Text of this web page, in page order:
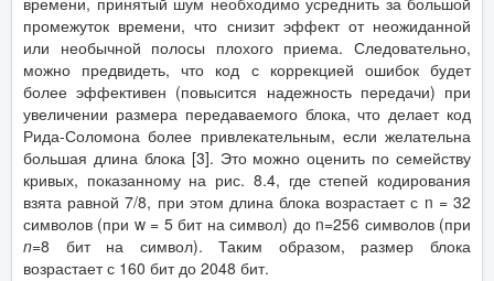
промежуток времени, что снизит эффект от неожиданной
или необычной полосы плохого приема. Следовательно,
можно предвидеть, что код с коррекцией ошибок будет
более эффективен (повысится надежность передачи) при
увеличении размера передаваемого блока, что делает код
Рида-Соломона более привлекательным, если желательна
большая длина блока [3]. Это можно оценить по семейству
кривых, показанному на рис. 8.4, где степей кодирования
взята равной 7/8, при этом длина блока возрастает с n = 32
символов (при w = 5 бит на символ) до n=256 символов (при
n=8 бит на символ). Таким образом, размер блока
возрастает с 160 бит до 2048 бит.